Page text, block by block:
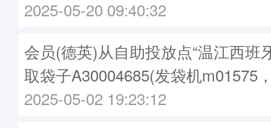
2025-05-20 09:40:32
会员(德英)从自助投放点“温江西班
取袋子A30004685(发袋机m01575
2025-05-02 19:23:12